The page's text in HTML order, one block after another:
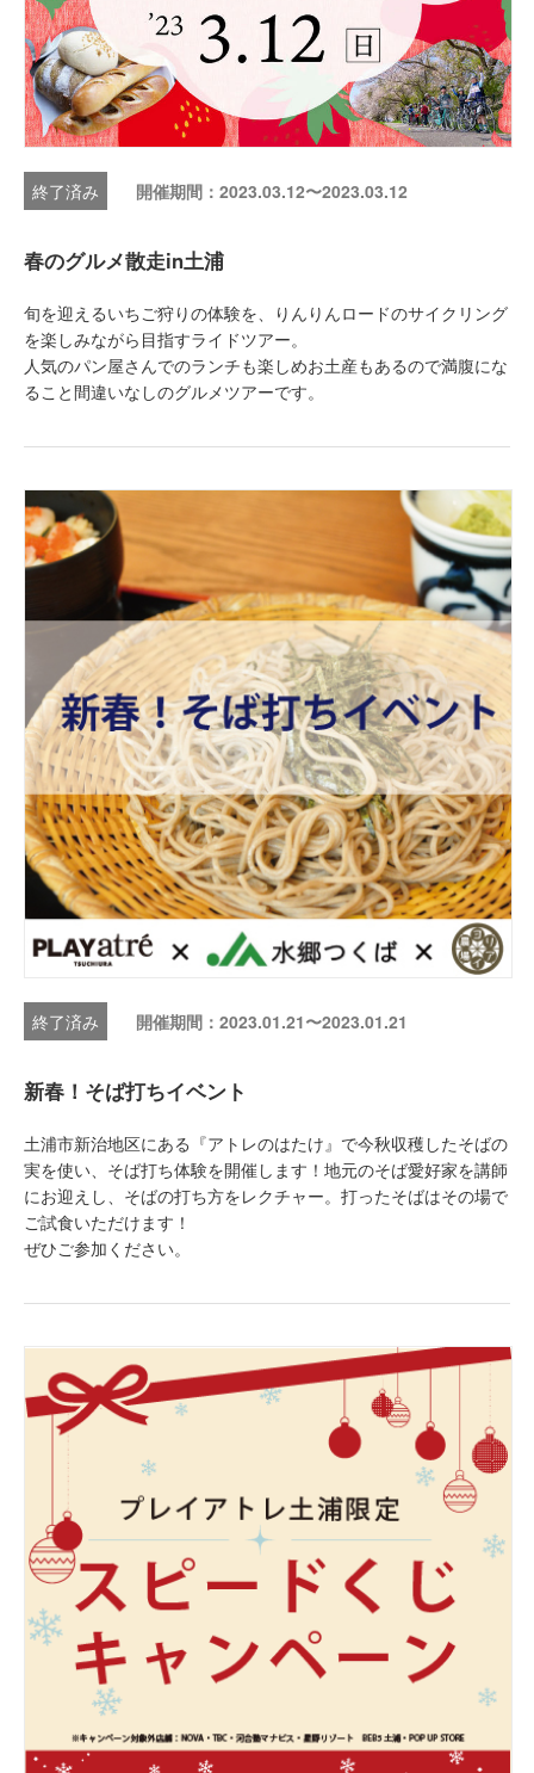
開催期間：2023.03.12〜2023.03.12
春のグルメ散走in土浦
旬を迎えるいちご狩りの体験を、りんりんロードのサイクリング
を楽しみながら目指すライドツアー。
人気のパン屋さんでのランチも楽しめお土産もあるので満腹にな
ること間違いなしのグルメツアーです。
開催期間：2023.01.21〜2023.01.21
新春！そば打ちイベント
土浦市新治地区にある『アトレのはたけ』で今秋収穫したそばの
実を使い、そば打ち体験を開催します！地元のそば愛好家を講師
にお迎えし、そばの打ち方をレクチャー。打ったそばはその場で
ご試食いただけます！
ぜひご参加ください。